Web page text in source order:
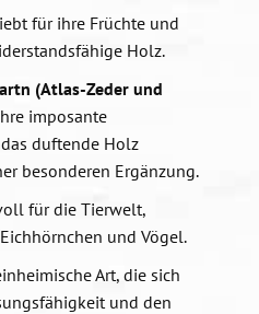
für ihre Früchte und
Holz.
(Atlas-Zeder und
imposante
duftende Holz
besonderen Ergänzung.
für die Tierwelt,
und Vögel.
Art, die sich
und den